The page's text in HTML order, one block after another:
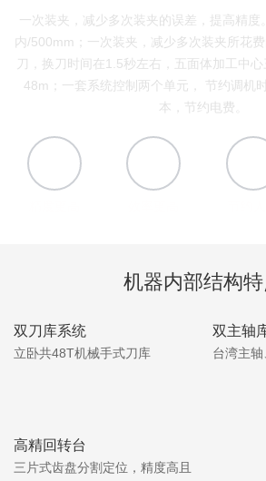
一次装夹，减少多次装夹的误差，提高精度
内/500mm；一次装夹，减少多次装夹所花
刀，换刀时间在1.5秒左右，五面体加工中
48m；一套系统控制两个单元， 节约调机
本，节约电费。
机器内部结构特
双刀库系统
立卧共48T机械手式刀库
双主轴
台湾主
高精回转台
三片式齿盘分割定位，精度高且